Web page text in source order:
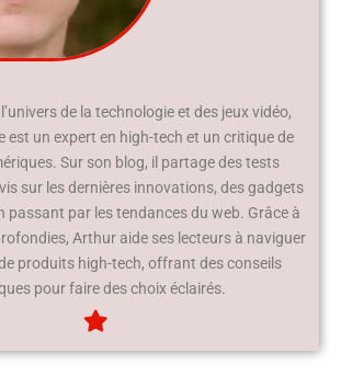
de la technologie et des jeux vidéo,
est un expert en high-tech et un critique de
Sur son blog, il partage des tests
sur les dernières innovations, des gadgets
passant par les tendances du web. Grâce à
Arthur aide ses lecteurs à naviguer
produits high-tech, offrant des conseils
pour faire des choix éclairés.